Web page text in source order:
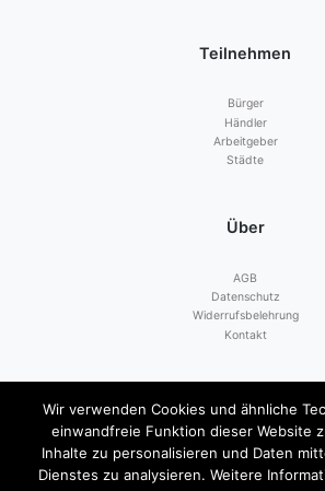
Teilnehmen
Bürger
Händler
Arbeitgeber
Städte
Über
AGB
Datenschutz
Widerrufsbelehrung
Kontakt
Zahlen mit
Wir verwenden Cookies und ähnliche
einwandfreie Funktion dieser Website
Inhalte zu personalisieren und Daten
Dienstes zu analysieren. Weitere